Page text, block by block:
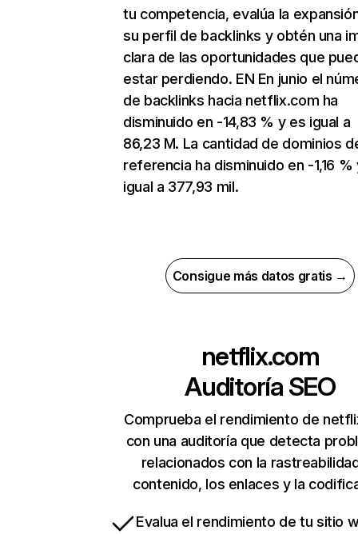
tu competencia, evalúa la
su perfil de backlinks y obtén una
clara de las oportunidades que
estar perdiendo. EN En junio el
de backlinks hacia netflix.com ha
disminuido en -14,83 % y es igual a
86,23 M. La cantidad de dominios
referencia ha disminuido en -1,16 %
igual a 377,93 mil.
Consigue más datos gratis →
netflix.com
Auditoría SEO
Comprueba el rendimiento de
con una auditoría que detecta
relacionados con la
contenido, los enlaces y la
Evalua el rendimiento de tu sitio